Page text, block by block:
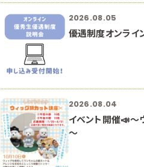
2026.08.05
優遇制度オンライ
2026.08.04
イベント開催📣～
～